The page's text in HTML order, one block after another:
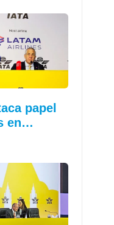
papel
en…